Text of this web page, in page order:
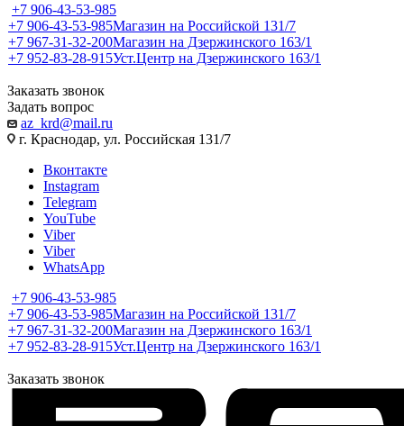
+7 906-43-53-985
+7 906-43-53-985Магазин на Российской 131/7
+7 967-31-32-200Магазин на Дзержинского 163/1
+7 952-83-28-915Уст.Центр на Дзержинского 163/1
Заказать звонок
Задать вопрос
az_krd@mail.ru
г. Краснодар, ул. Российская 131/7
Вконтакте
Instagram
Telegram
YouTube
Viber
Viber
WhatsApp
+7 906-43-53-985
+7 906-43-53-985Магазин на Российской 131/7
+7 967-31-32-200Магазин на Дзержинского 163/1
+7 952-83-28-915Уст.Центр на Дзержинского 163/1
Заказать звонок